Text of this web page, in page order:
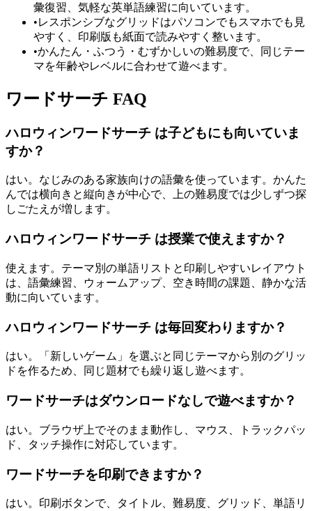
彙復習、気軽な英単語練習に向いています。
•レスポンシブなグリッドはパソコンでもスマホでも見
やすく、印刷版も紙面で読みやすく整います。
•かんたん・ふつう・むずかしいの難易度で、同じテー
マを年齢やレベルに合わせて遊べます。
ワードサーチ FAQ
ハロウィンワードサーチ は子どもにも向いていま
すか？
はい。なじみのある家族向けの語彙を使っています。かんた
んでは横向きと縦向きが中心で、上の難易度では少しずつ探
しごたえが増します。
ハロウィンワードサーチ は授業で使えますか？
使えます。テーマ別の単語リストと印刷しやすいレイアウト
は、語彙練習、ウォームアップ、空き時間の課題、静かな活
動に向いています。
ハロウィンワードサーチ は毎回変わりますか？
はい。「新しいゲーム」を選ぶと同じテーマから別のグリッ
ドを作るため、同じ題材でも繰り返し遊べます。
ワードサーチはダウンロードなしで遊べますか？
はい。ブラウザ上でそのまま動作し、マウス、トラックパッ
ド、タッチ操作に対応しています。
ワードサーチを印刷できますか？
はい。印刷ボタンで、タイトル、難易度、グリッド、単語リ